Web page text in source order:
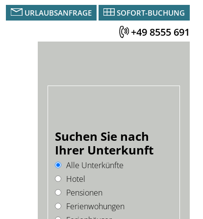
URLAUBSANFRAGE SOFORT-BUCHUNG
+49 8555 691
Suchen Sie nach
Ihrer Unterkunft
Alle Unterkünfte
Hotel
Pensionen
Ferienwohungen